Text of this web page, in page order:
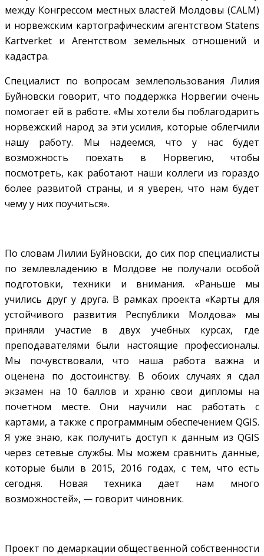
между Конгрессом местных властей Молдовы (CALM)
и норвежским картографическим агентством Statens
Kartverket и Агентством земельных отношений и
кадастра.
Специалист по вопросам землепользования Лилия
Буйновски говорит, что поддержка Норвегии очень
помогает ей в работе. «Мы хотели бы поблагодарить
норвежский народ за эти усилия, которые облегчили
нашу работу. Мы надеемся, что у нас будет
возможность поехать в Норвегию, чтобы
посмотреть, как работают наши коллеги из гораздо
более развитой страны, и я уверен, что нам будет
чему у них поучиться».
По словам Лилии Буйновски, до сих пор специалисты
по землевладению в Молдове не получали особой
подготовки, техники и внимания. «Раньше мы
учились друг у друга. В рамках проекта «Карты для
устойчивого развития Республики Молдова» мы
приняли участие в двух учебных курсах, где
преподавателями были настоящие профессионалы.
Мы почувствовали, что наша работа важна и
оценена по достоинству. В обоих случаях я сдал
экзамен на 10 баллов и храню свои дипломы на
почетном месте. Они научили нас работать с
картами, а также с программным обеспечением QGIS.
Я уже знаю, как получить доступ к данным из QGIS
через сетевые службы. Мы можем сравнить данные,
которые были в 2015, 2016 годах, с тем, что есть
сегодня. Новая техника дает нам много
возможностей», — говорит чиновник.
Проект по демаркации общественной собственности